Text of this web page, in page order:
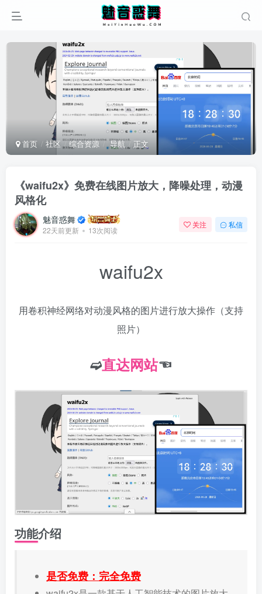
首页 社区 综合资源 导航 正文
《waifu2x》免费在线图片放大，降噪处理，动漫
风格化
魅音惑舞
22天前更新 13次阅读
关注 私信
waifu2x
用卷积神经网络对动漫风格的图片进行放大操作（支持
照片）
➫直达网站☜
功能介绍
是否免费：完全免费